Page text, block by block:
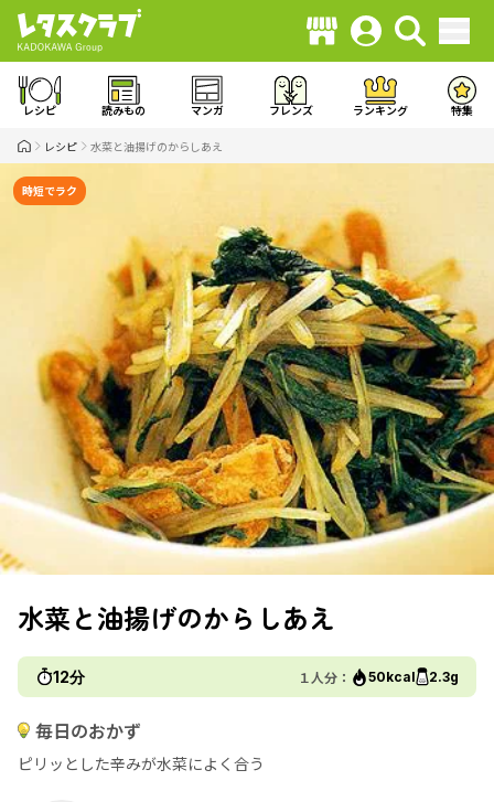
レシピ 読みもの マンガ フレンズ ランキング 特集
レシピ 水菜と油揚げのからしあえ
時短でラク
水菜と油揚げのからしあえ
12分 １人分： 50kcal 2.3g
毎日のおかず
ピリッとした辛みが水菜によく合う